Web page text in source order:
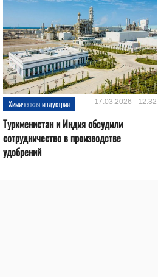
Химическая индустрия 17.03.2026 - 12:32
Туркменистан и Индия обсудили
сотрудничество в производстве
удобрений